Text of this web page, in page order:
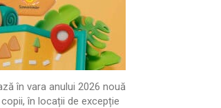
în vara anului 2026 nouă
în locații de excepție